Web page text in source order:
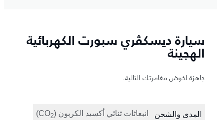
سيارة ديسكڤري سبورت الكهربائية
الهجينة
جاهزة لخوض مغامرتك التالية.
المدى والشحن انبعاثات ثنائي أكسيد الكربون (‎CO‎2